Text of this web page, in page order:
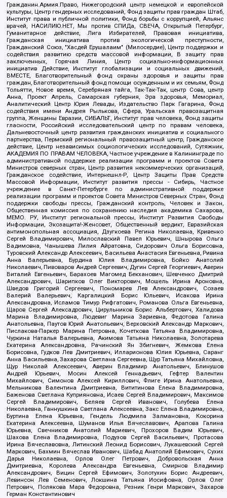
Гражданин.Армия.Право, Нижегородский центр немецкой и европейской
культуры, Центр гендерных исследований, Фонд защиты прав граждан Штаб,
Институт права и публичной политики, Фонд борьбы с коррупцией, Альянс
врачей, НАСИЛИЮ.НЕТ, Мы против СПИДа, СВЕЧА, Открытый Петербург,
Гуманитарное действие, Лига Избирателей, Правовая инициатива,
Гражданская инициатива против экологической преступности,
Гражданский Союз, "Хасдей Ерушалаим" (Милосердие), Центр поддержки и
содействия развитию средств массовой информации, В защиту прав
заключенных, Горячая Линия, Центр социально-информационных
инициатив Действие, Институт глобализации и социальных движений,
ВМЕСТЕ, Благотворительный фонд охраны здоровья и защиты прав
граждан, Благотворительный фонд помощи осужденным и их семьям, Фонд
Тольятти, Новое время, Серебряная тайга, Так-Так-Так, центр Сова, центр
Анна, Проект Апрель, Самарская губерния, Эра здоровья, Мемориал,
Аналитический Центр Юрия Левады, Издательство Парк Гагарина, Фонд
содействия имени Андрея Рылькова, Сфера, Уральская правозащитная
группа, Женщины Евразии, СИБАЛЬТ, Институт прав человека, Фонд защиты
гласности, Российский исследовательский центр по правам человека,
Дальневосточный центр развития гражданских инициатив и социального
партнерства, Пермский региональный правозащитный центр, Гражданское
действие, Центр независимых социологических исследований, Сутяжник,
АКАДЕМИЯ ПО ПРАВАМ ЧЕЛОВЕКА, Частное учреждение в Калининграде по
административной поддержке реализации программ и проектов Совета
Министров северных стран, Центр развития некоммерческих организаций,
Гражданское содействие, Интернешнл-Р, Центр Защиты Прав Средств
Массовой Информации, Институт развития прессы - Сибирь, Частное
учреждение в Санкт-Петербурге по административной поддержке
реализации программ и проектов Совета Министров Северных Стран, Фонд
поддержки свободы прессы, Гражданский контроль, Человек и Закон,
Общественная комиссия по сохранению наследия академика Сахарова,
МЕМО. РУ, Институт региональной прессы, Институт Развития Свободы
Информации, Экозащита!-Женсовет, Общественный вердикт, Евразийская
антимонопольная ассоциация, Дзугкоева Регина Николаевна, Кривенко
Сергей Владимирович, Милославский Павел Юрьевич, Шнырова Ольга
Вадимовна, Чанышева Лилия Айратовна, Сидорович Ольга Борисовна,
Туровский Александр Алексеевич, Васильева Анастасия Евгеньевна, Ривина
Анна Валерьевна, Бурдина Юлия Владимировна, Бойко Анатолий
Николаевич, Пивоваров Андрей Сергеевич, Дугин Сергей Георгиевич, Аверин
Виталий Евгеньевич, Барахоев Магомед Бекханович, Шевченко Дмитрий
Александрович, Шарипков Олег Викторович, Мошель Ирина Ароновна,
Шведов Григорий Сергеевич, Пономарев Лев Александрович, Созаев
Валерий Валерьевич, Каргалицкий Борис Юльевич, Исакова Ирина
Александровна, Исламов Тимур Рифгатович, Романова Ольга Евгеньевна,
Щаров Сергей Алексадрович, Цирульников Борис Альбертович, Халидова
Марина Владимировна, Людевиг Марина Зариевна, Федотова Галина
Анатольевна, Паутов Юрий Анатольевич, Верховский Александр Маркович,
Пислакова-Паркер Марина Петровна, Кочеткова Татьяна Владимировна,
Чуркина Наталья Валерьевна, Акимова Татьяна Николаевна, Золотарева
Екатерина Александровна, Рачинский Ян Збигневич, Жемкова Елена
Борисовна, Гудков Лев Дмитриевич, Илларионова Юлия Юрьевна, Саранг
Анна Васильевна, Захарова Светлана Сергеевна, Щур Татьяна Михайловна,
Щур Николай Алексеевич, Аверин Владимир Анатольевич, Блинушов
Андрей Юрьевич, Мосин Алексей Геннадьевич, Гефтер Валентин
Михайлович, Симонов Алексей Кириллович, Флиге Ирина Анатольевна,
Мельникова Валентина Дмитриевна, Вититинова Елена Владимировна,
Баженова Светлана Куприяновна, Исаев Сергей Владимирович, Максимов
Сергей Владимирович, Беляев Сергей Иванович, Голубева Елена
Николаевна, Ганнушкина Светлана Алексеевна, Закс Елена Владимировна,
Буртина Елена Юрьевна, Гендель Людмила Залмановна, Кокорина
Екатерина Алексеевна, Шуманов Илья Вячеславович, Арапова Галина
Юрьевна, Свечников Анатолий Мариевич, Прохоров Вадим Юрьевич,
Шахова Елена Владимировна, Подузов Сергей Васильевич, Протасова
Ирина Вячеславовна, Литинский Леонид Борисович, Лукашевский Сергей
Маркович, Бахмин Вячеслав Иванович, Шабад Анатолий Ефимович, Сухих
Дарья Николаевна, Орлов Олег Петрович, Добровольская Анна
Дмитриевна, Королева Александра Евгеньевна, Смирнов Владимир
Александрович, Вицин Сергей Ефимович, Золотухин Борис Андреевич,
Левинсон Лев Семенович, Локшина Татьяна Иосифовна, Орлов Олег
Петрович, Полякова Мара Федоровна, Резник Генри Маркович, Захаров
Герман Константинович